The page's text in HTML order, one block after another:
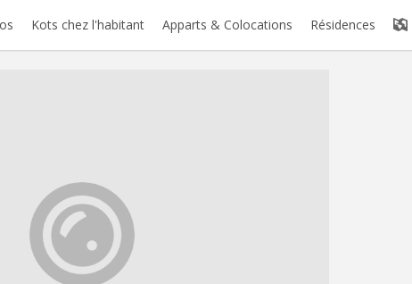
Kots chez l'habitant Apparts & Colocations Résidences